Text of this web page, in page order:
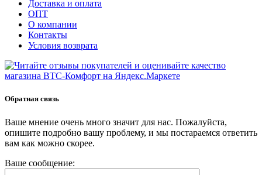
Доставка и оплата
ОПТ
О компании
Контакты
Условия возврата
Обратная связь
Ваше мнение очень много значит для нас. Пожалуйста,
опишите подробно вашу проблему, и мы постараемся ответить
вам как можно скорее.
Ваше сообщение: